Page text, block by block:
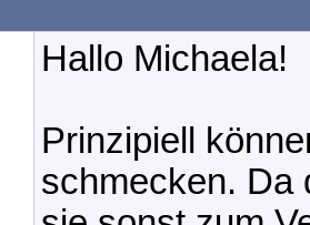
Hallo Michaela!
Prinzipiell
schmecken. Da